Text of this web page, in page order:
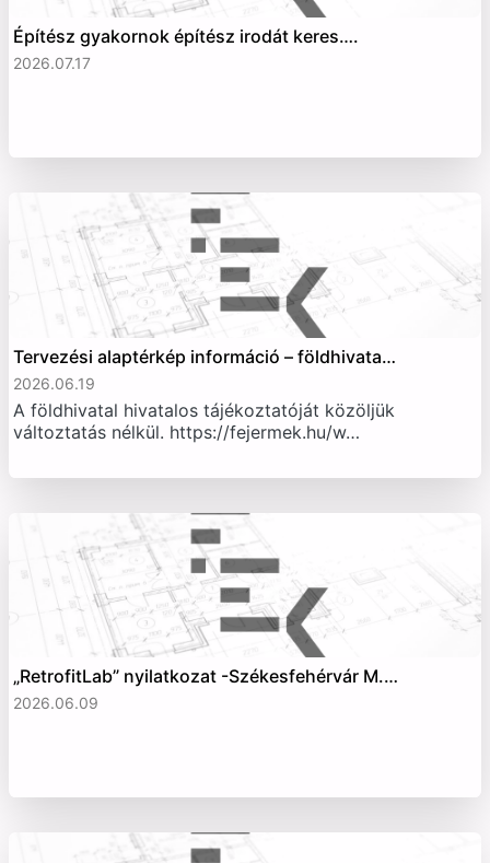
Építész gyakornok építész irodát keres….
2026.07.17
Tervezési alaptérkép információ – földhivata…
2026.06.19
A földhivatal hivatalos tájékoztatóját közöljük
változtatás nélkül. https://fejermek.hu/w…
„RetrofitLab” nyilatkozat -Székesfehérvár M.…
2026.06.09